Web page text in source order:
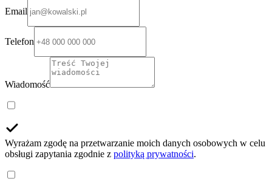
Email
Telefon
Wiadomość
Wyrażam zgodę na przetwarzanie moich danych osobowych w celu
obsługi zapytania zgodnie z polityką prywatności.